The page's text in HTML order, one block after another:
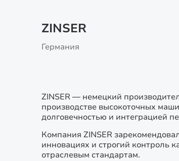
ZINSER
Германия
ZINSER — немецкий
производстве высокоточных
долговечностью и интеграцией
Компания ZINSER
инновациях и строгий контроль
отраслевым стандартам.